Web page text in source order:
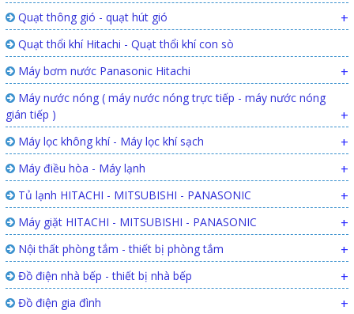
Quạt thông gió - quạt hút gió +
Quạt thổi khí Hitachi - Quạt thổi khí con sò
Máy bơm nước Panasonic Hitachi
+
Máy nước nóng ( máy nước nóng trực tiếp - máy nước nóng
gián tiếp )
+
Máy lọc không khí - Máy lọc khí sạch +
Máy điều hòa - Máy lạnh +
Tủ lạnh HITACHI - MITSUBISHI - PANASONIC +
Máy giặt HITACHI - MITSUBISHI - PANASONIC +
Nội thất phòng tắm - thiết bị phòng tắm +
Đồ điện nhà bếp - thiết bị nhà bếp +
Đồ điện gia đình +